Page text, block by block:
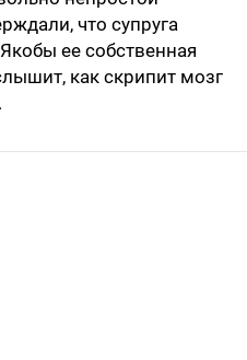
что супруга
ее собственная
как скрипит мозг